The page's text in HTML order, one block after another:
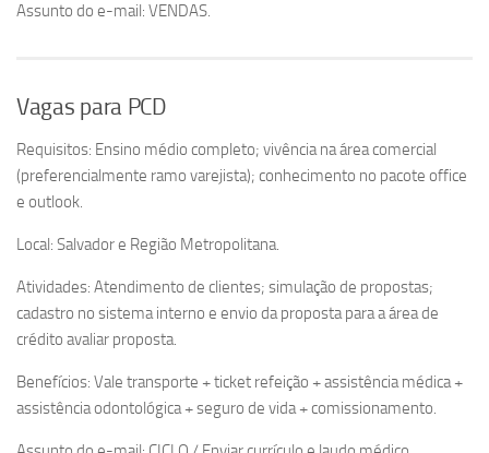
Assunto do e-mail: VENDAS.
Vagas para PCD
Requisitos: Ensino médio completo; vivência na área comercial
(preferencialmente ramo varejista); conhecimento no pacote office
e outlook.
Local: Salvador e Região Metropolitana.
Atividades: Atendimento de clientes; simulação de propostas;
cadastro no sistema interno e envio da proposta para a área de
crédito avaliar proposta.
Benefícios: Vale transporte + ticket refeição + assistência médica +
assistência odontológica + seguro de vida + comissionamento.